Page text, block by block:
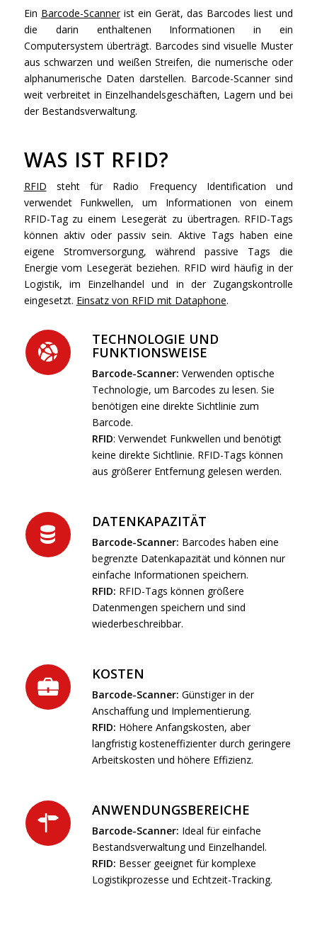
Ein Barcode-Scannerist ein Gerät, das Barcodes liest und
die darin enthaltenen Informationen in ein
Computersystem überträgt. Barcodes sind visuelle Muster
aus schwarzen und weißen Streifen, die numerische oder
alphanumerische Daten darstellen. Barcode-Scanner sind
weit verbreitet in Einzelhandelsgeschäften, Lagern und bei
der Bestandsverwaltung.
WAS IST RFID?
RFID steht für Radio Frequency Identification und
verwendet Funkwellen, um Informationen von einem
RFID-Tag zu einem Lesegerät zu übertragen. RFID-Tags
können aktiv oder passiv sein. Aktive Tags haben eine
eigene Stromversorgung, während passive Tags die
Energie vom Lesegerät beziehen. RFID wird häufig in der
Logistik, im Einzelhandel und in der Zugangskontrolle
eingesetzt. Einsatz von RFID mit Dataphone.
TECHNOLOGIE UND
FUNKTIONSWEISE
Barcode-Scanner: Verwenden optische
Technologie, um Barcodes zu lesen. Sie
benötigen eine direkte Sichtlinie zum
Barcode.
RFID: Verwendet Funkwellen und benötigt
keine direkte Sichtlinie. RFID-Tags können
aus größerer Entfernung gelesen werden.
DATENKAPAZITÄT
Barcode-Scanner: Barcodes haben eine
begrenzte Datenkapazität und können nur
einfache Informationen speichern.
RFID: RFID-Tags können größere
Datenmengen speichern und sind
wiederbeschreibbar.
KOSTEN
Barcode-Scanner: Günstiger in der
Anschaffung und Implementierung.
RFID: Höhere Anfangskosten, aber
langfristig kosteneffizienter durch geringere
Arbeitskosten und höhere Effizienz.
ANWENDUNGSBEREICHE
Barcode-Scanner: Ideal für einfache
Bestandsverwaltung und Einzelhandel.
RFID: Besser geeignet für komplexe
Logistikprozesse und Echtzeit-Tracking.